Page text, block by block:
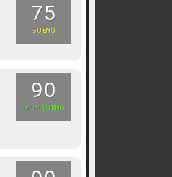
75
BUENO
90
MUY BUENO